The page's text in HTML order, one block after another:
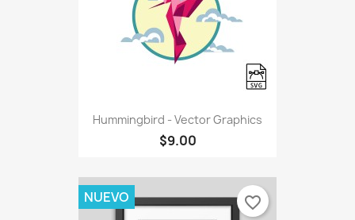
Hummingbird - Vector Graphics
$9.00
NUEVO favorite_border